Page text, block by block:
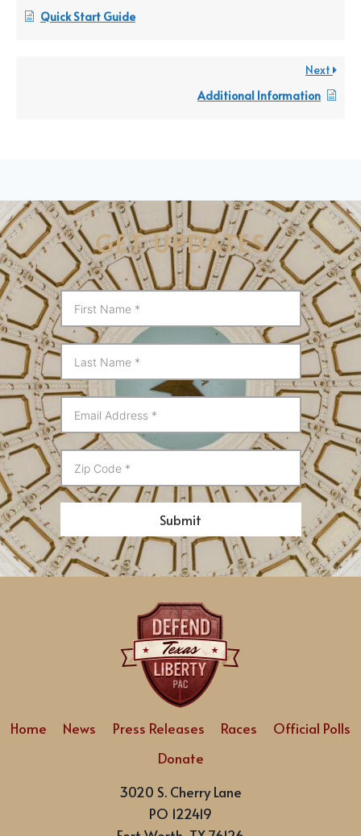
Quick Start Guide
Next
Additional Information
GET UPDATES
Submit
Home News Press Releases Races
Official Polls
Donate
3020 S. Cherry Lane
PO 122419